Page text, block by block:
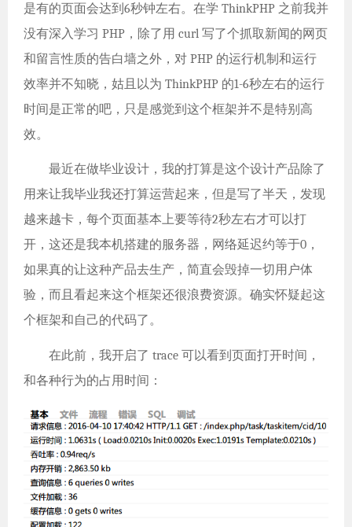
是有的页面会达到6秒钟左右。在学 ThinkPHP 之前我并
没有深入学习 PHP，除了用 curl 写了个抓取新闻的网页
和留言性质的告白墙之外，对 PHP 的运行机制和运行
效率并不知晓，姑且以为 ThinkPHP 的1-6秒左右的运行
时间是正常的吧，只是感觉到这个框架并不是特别高
效。
最近在做毕业设计，我的打算是这个设计产品除了
用来让我毕业我还打算运营起来，但是写了半天，发现
越来越卡，每个页面基本上要等待2秒左右才可以打
开，这还是我本机搭建的服务器，网络延迟约等于0，
如果真的让这种产品去生产，简直会毁掉一切用户体
验，而且看起来这个框架还很浪费资源。确实怀疑起这
个框架和自己的代码了。
在此前，我开启了 trace 可以看到页面打开时间，
和各种行为的占用时间：